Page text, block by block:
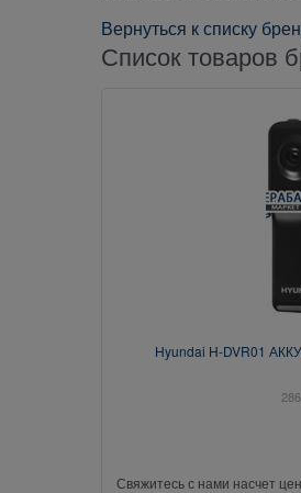
Вернуться к списку
Список товаров
Hyundai H-DVR01
Свяжитесь с нами насчет